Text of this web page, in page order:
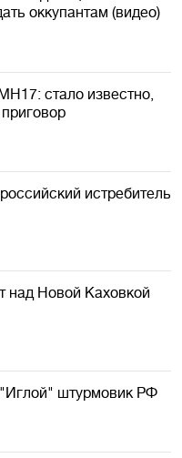
оккупантам (видео)
стало известно,
истребитель
над Новой Каховкой
штурмовик РФ